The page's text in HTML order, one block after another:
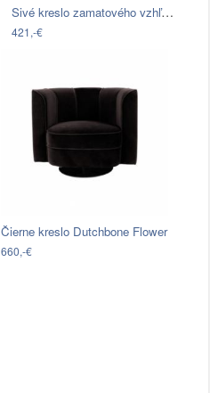
Sivé kreslo zamatového vzhľadu La Forma…
421,-€
Čierne kreslo Dutchbone Flower
660,-€